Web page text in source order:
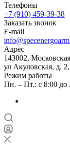
Телефоны
+7 (910) 459-39-38
Заказать звонок
E-mail
Адрес
143002,
ул Акуловская, д.
Режим работы
Пн. – Пт.: с 8:00 до